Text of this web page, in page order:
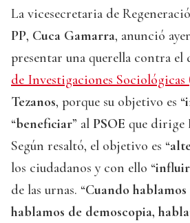
La vicesecretaria de
PP, Cuca Gamarra, anunció
presentar una querella contra
de Investigaciones Sociológicas
Tezanos, porque su objetivo es “
“beneficiar” al PSOE que dirige
Según resaltó, el objetivo es “
los ciudadanos y con ello “influir
de las urnas. “Cuando
hablamos de demoscopia,